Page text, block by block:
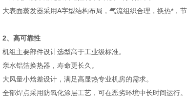
大表面蒸发器采用A字型结构布局，气流组织合理，换热*，节
2、 高可靠性
机组主要部件设计选型高于工业级标准。
亲水铝箔换热器，寿命更长久。
大风量小焓差设计，满足高显热专业机房的需求。
全部焊点采用防氧化涂层工艺，可在恶劣环境中长时间运行。